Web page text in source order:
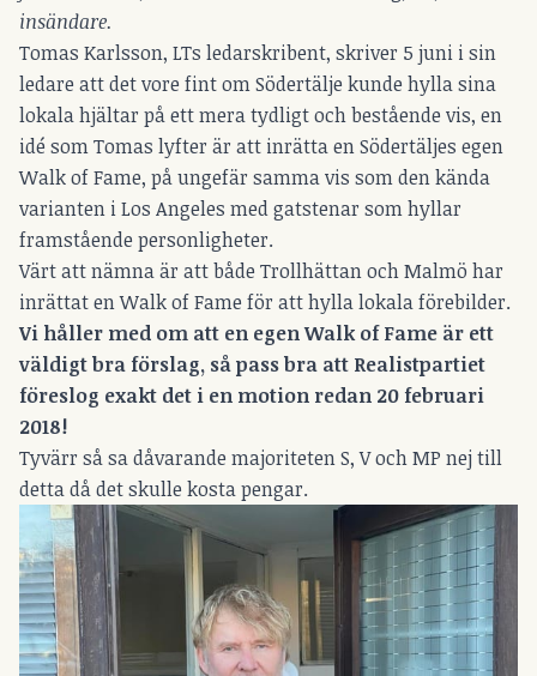
insändare.
Tomas Karlsson, LTs ledarskribent, skriver 5 juni i sin
ledare att det vore fint om Södertälje kunde hylla sina
lokala hjältar på ett mera tydligt och bestående vis, en
idé som Tomas lyfter är att inrätta en Södertäljes egen
Walk of Fame, på ungefär samma vis som den kända
varianten i Los Angeles med gatstenar som hyllar
framstående personligheter.
Värt att nämna är att både Trollhättan och Malmö har
inrättat en Walk of Fame för att hylla lokala förebilder.
Vi håller med om att en egen Walk of Fame är ett
väldigt bra förslag, så pass bra att Realistpartiet
föreslog exakt det i en motion redan 20 februari
2018!
Tyvärr så sa dåvarande majoriteten S, V och MP nej till
detta då det skulle kosta pengar.